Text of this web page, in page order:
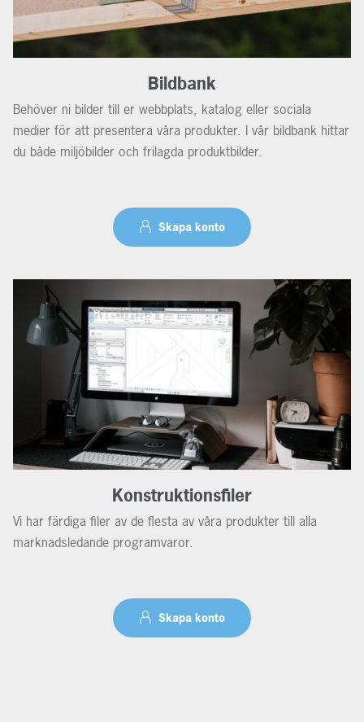
Bildbank
Behöver ni bilder till er webbplats, katalog eller sociala
medier för att presentera våra produkter. I vår bildbank hittar
du både miljöbilder och frilagda produktbilder.
Skapa konto
Konstruktionsfiler
Vi har färdiga filer av de flesta av våra produkter till alla
marknadsledande programvaror.
Skapa konto